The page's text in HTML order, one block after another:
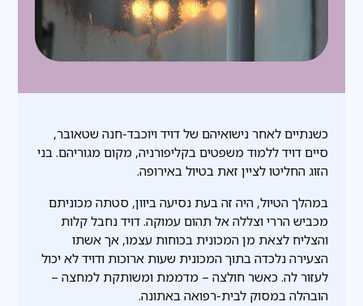
כשנתיים לאחר נישואיהם של דויד ויוכבד-חנה שטאובר,
סיים דויד ללמוד משפטים בקליפורניה, מקום מגוריהם. בני
הזוג החליטו לציין זאת בטיול באירופה.
במהלך הטיול, היה זה בעת נסיעה ביוון, סטתה מכוניתם
מכביש הררי וצללה אל תהום עמוקה. דויד נחבל קלות
והצליח לצאת מן המכונית בכוחות עצמו, אך אשתו
הצעירה נלכדה בתוך המכונית שעות ארוכות ודויד לא יכול
לעזור לה. כאשר חולצה – מדממת ומשותקת למחצה –
הובהלה במסוק לבית-רפואה באתונה.